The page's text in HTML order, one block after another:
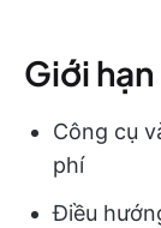
Giới
Công cụ
phí
Điều